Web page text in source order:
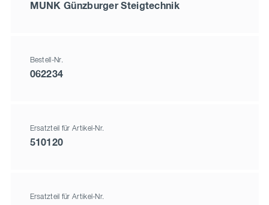
MUNK Günzburger Steigtechnik
Bestell-Nr.
062234
Ersatzteil für Artikel-Nr.
510120
Ersatzteil für Artikel-Nr.